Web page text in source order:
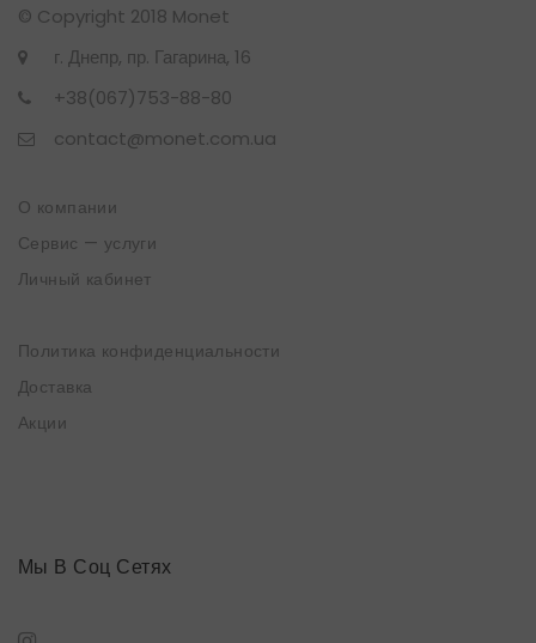
© Copyright 2018 Monet
г. Днепр, пр. Гагарина, 16
+38(067)753-88-80
contact@monet.com.ua
О компании
Сервис — услуги
Личный кабинет
Политика конфиденциальности
Доставка
Акции
Мы В Соц Сетях